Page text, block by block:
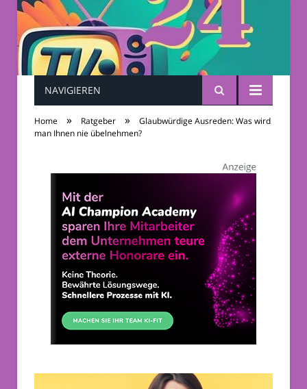
TV-Sendungen 24
NAVIGIEREN
Home » Ratgeber »
Glaubwürdige Ausreden: Was wird
man Ihnen nie übelnehmen?